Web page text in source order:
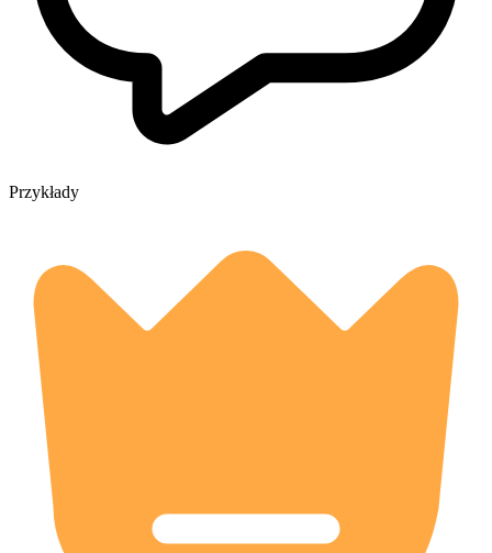
Przykłady